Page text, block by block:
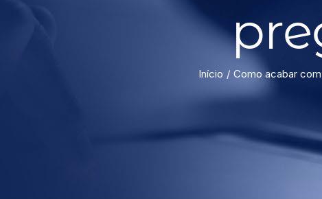
Início Como acabar